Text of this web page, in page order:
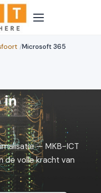
/Microsoft 365
in
— MKB-ICT
de volle kracht van